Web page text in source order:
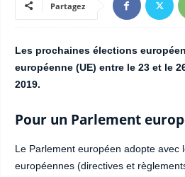
Partagez
Les prochaines élections
européenne (UE) entre le 23 et le
2019.
Pour un Parlement
Le Parlement européen adopte avec
européennes (directives et